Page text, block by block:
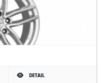
DETAIL